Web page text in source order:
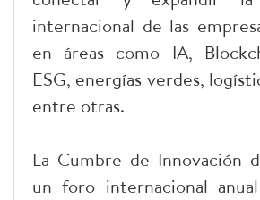
internacional de las
en áreas como IA,
ESG, energías verdes,
entre otras.
La Cumbre de Innovación
un foro internacional